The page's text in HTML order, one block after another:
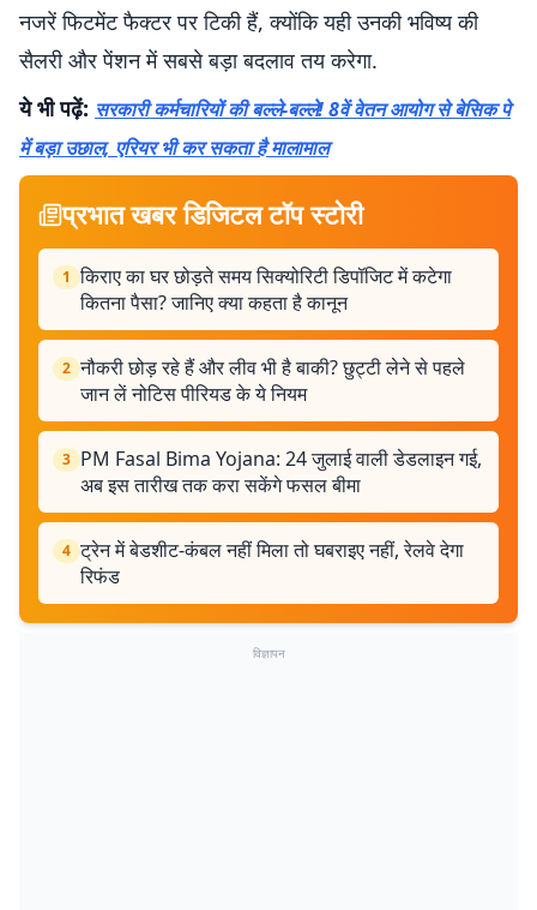
नजरें फिटमेंट फैक्टर पर टिकी हैं, क्योंकि यही उनकी भविष्य की
सैलरी और पेंशन में सबसे बड़ा बदलाव तय करेगा.
ये भी पढ़ें: सरकारी कर्मचारियों की बल्ले-बल्ले! 8वें वेतन आयोग से बेसिक पे
में बड़ा उछाल, एरियर भी कर सकता है मालामाल
प्रभात खबर डिजिटल टॉप स्टोरी
1 किराए का घर छोड़ते समय सिक्योरिटी डिपॉजिट में कटेगा
कितना पैसा? जानिए क्या कहता है कानून
2 नौकरी छोड़ रहे हैं और लीव भी है बाकी? छुट्टी लेने से पहले
जान लें नोटिस पीरियड के ये नियम
3 PM Fasal Bima Yojana: 24 जुलाई वाली डेडलाइन गई,
अब इस तारीख तक करा सकेंगे फसल बीमा
4 ट्रेन में बेडशीट-कंबल नहीं मिला तो घबराइए नहीं, रेलवे देगा
रिफंड
विज्ञापन